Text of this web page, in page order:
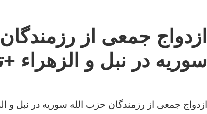
ازدواج جمعی از
سوریه در نبل و الزهراء
ازدواج جمعی از رزمندگان حزب الله سوریه در نبل و